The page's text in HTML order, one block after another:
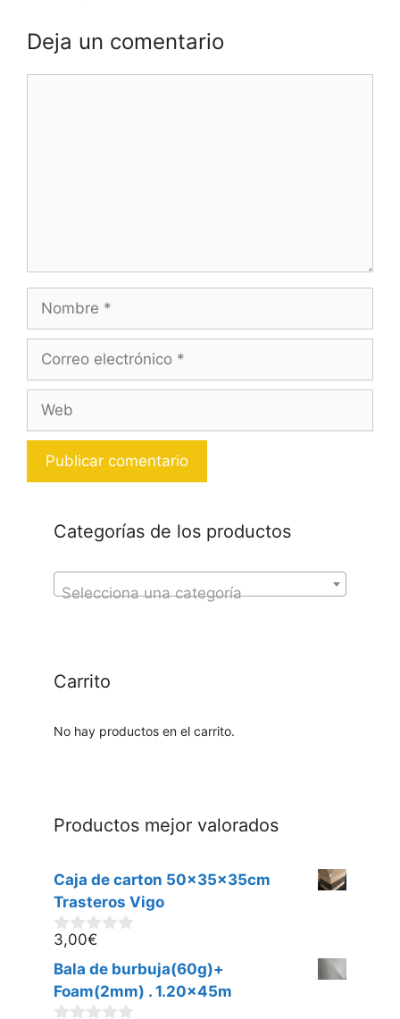
Deja un comentario
Nombre
Correo
Web
Categorías de los productos
Selecciona una categoría
Carrito
No hay productos en el carrito.
Productos mejor valorados
Caja de carton 50x35x35cm
Trasteros Vigo
0
d
e
5
3,00€
Bala de burbuja(60g)+
Foam(2mm) . 1.20x45m